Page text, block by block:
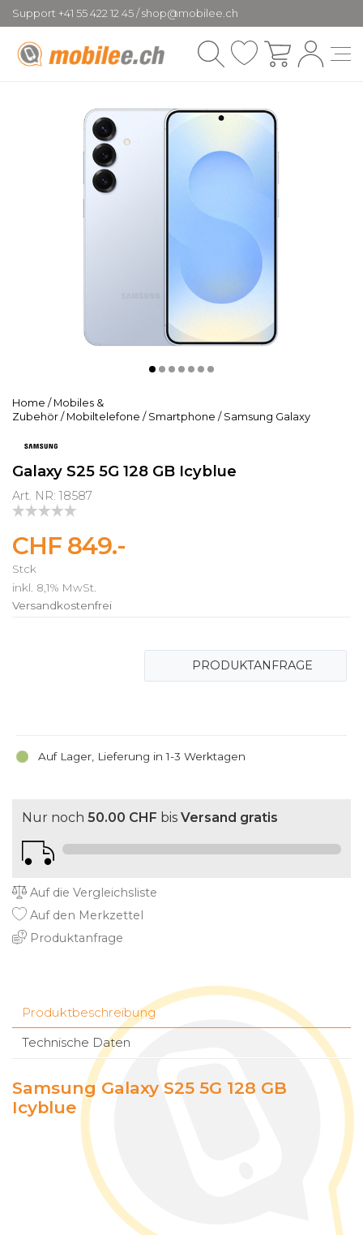
Support +41 55 422 12 45 / shop@mobilee.ch
Home / Mobiles &
Zubehör / Mobiltelefone / Smartphone / Samsung Galaxy
Galaxy S25 5G 128 GB Icyblue
Art. NR: 18587
CHF 849.-
Stck
inkl. 8,1% MwSt.
Versandkostenfrei
Auf Lager, Lieferung in 1-3 Werktagen
PRODUKTANFRAGE
Nur noch 50.00 CHF bis Versand gratis
Auf die Vergleichsliste
Auf den Merkzettel
Produktanfrage
Produktbeschreibung
Technische Daten
Samsung Galaxy S25 5G 128 GB
Icyblue